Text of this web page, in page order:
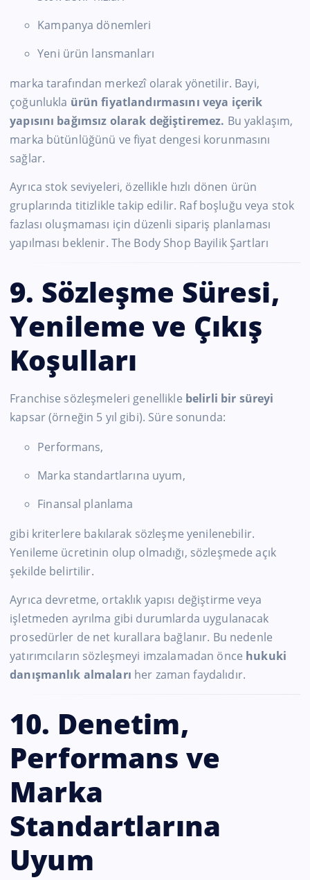
Kampanya dönemleri
Yeni ürün lansmanları
marka tarafından merkezî olarak yönetilir. Bayi,
çoğunlukla ürün fiyatlandırmasını veya içerik
yapısını bağımsız olarak değiştiremez. Bu yaklaşım,
marka bütünlüğünü ve fiyat dengesi korunmasını
sağlar.
Ayrıca stok seviyeleri, özellikle hızlı dönen ürün
gruplarında titizlikle takip edilir. Raf boşluğu veya stok
fazlası oluşmaması için düzenli sipariş planlaması
yapılması beklenir. The Body Shop Bayilik Şartları
9. Sözleşme Süresi,
Yenileme ve Çıkış
Koşulları
Franchise sözleşmeleri genellikle belirli bir süreyi
kapsar (örneğin 5 yıl gibi). Süre sonunda:
Performans,
Marka standartlarına uyum,
Finansal planlama
gibi kriterlere bakılarak sözleşme yenilenebilir.
Yenileme ücretinin olup olmadığı, sözleşmede açık
şekilde belirtilir.
Ayrıca devretme, ortaklık yapısı değiştirme veya
işletmeden ayrılma gibi durumlarda uygulanacak
prosedürler de net kurallara bağlanır. Bu nedenle
yatırımcıların sözleşmeyi imzalamadan önce hukuki
danışmanlık almaları her zaman faydalıdır.
10. Denetim,
Performans ve
Marka
Standartlarına
Uyum